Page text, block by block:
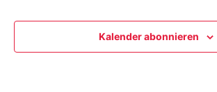
Kalender abonnieren